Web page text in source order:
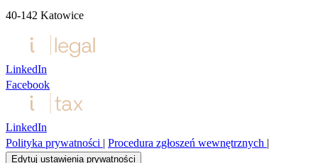
40‑142 Katowice
LinkedIn
Facebook
LinkedIn
Polityka prywatności | Procedura zgłoszeń wewnętrznych |
Edytuj ustawienia prywatności